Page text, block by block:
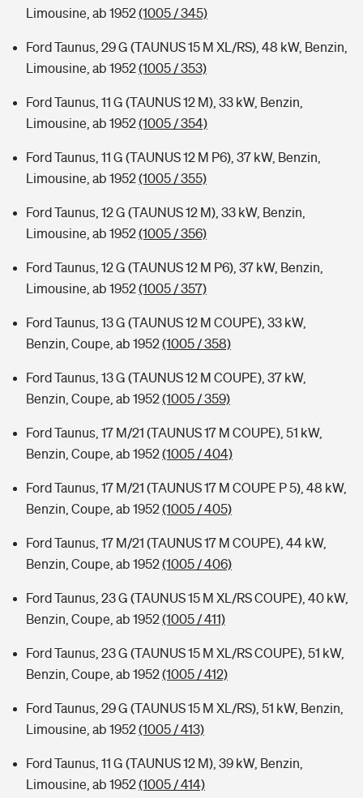
Limousine, ab 1952(1005 / 345)
Ford Taunus, 29 G (TAUNUS 15 M XL/RS), 48 kW, Benzin,
Limousine, ab 1952(1005 / 353)
Ford Taunus, 11 G (TAUNUS 12 M), 33 kW, Benzin,
Limousine, ab 1952(1005 / 354)
Ford Taunus, 11 G (TAUNUS 12 M P6), 37 kW, Benzin,
Limousine, ab 1952(1005 / 355)
Ford Taunus, 12 G (TAUNUS 12 M), 33 kW, Benzin,
Limousine, ab 1952(1005 / 356)
Ford Taunus, 12 G (TAUNUS 12 M P6), 37 kW, Benzin,
Limousine, ab 1952(1005 / 357)
Ford Taunus, 13 G (TAUNUS 12 M COUPE), 33 kW,
Benzin, Coupe, ab 1952(1005 / 358)
Ford Taunus, 13 G (TAUNUS 12 M COUPE), 37 kW,
Benzin, Coupe, ab 1952(1005 / 359)
Ford Taunus, 17 M/21 (TAUNUS 17 M COUPE), 51 kW,
Benzin, Coupe, ab 1952(1005 / 404)
Ford Taunus, 17 M/21 (TAUNUS 17 M COUPE P 5), 48 kW,
Benzin, Coupe, ab 1952(1005 / 405)
Ford Taunus, 17 M/21 (TAUNUS 17 M COUPE), 44 kW,
Benzin, Coupe, ab 1952(1005 / 406)
Ford Taunus, 23 G (TAUNUS 15 M XL/RS COUPE), 40 kW,
Benzin, Coupe, ab 1952(1005 / 411)
Ford Taunus, 23 G (TAUNUS 15 M XL/RS COUPE), 51 kW,
Benzin, Coupe, ab 1952(1005 / 412)
Ford Taunus, 29 G (TAUNUS 15 M XL/RS), 51 kW, Benzin,
Limousine, ab 1952(1005 / 413)
Ford Taunus, 11 G (TAUNUS 12 M), 39 kW, Benzin,
Limousine, ab 1952(1005 / 414)